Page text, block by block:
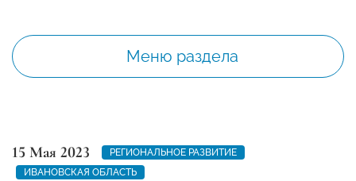
Меню раздела
15 Мая 2023
РЕГИОНАЛЬНОЕ РАЗВИТИЕ
ИВАНОВСКАЯ ОБЛАСТЬ